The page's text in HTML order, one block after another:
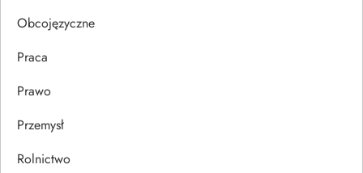
u
Obcojęzyczne
Praca
Prawo
Przemysł
Rolnictwo